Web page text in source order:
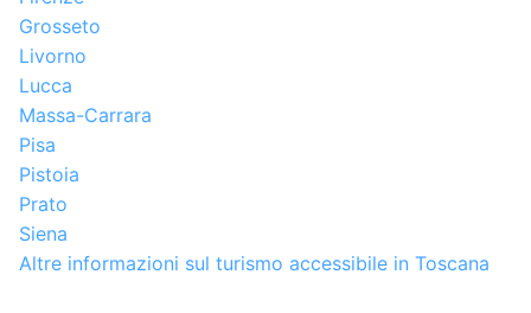
Grosseto
Livorno
Lucca
Massa-Carrara
Pisa
Pistoia
Prato
Siena
Altre informazioni sul turismo accessibile in Toscana